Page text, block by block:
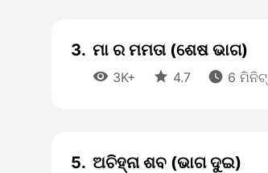
3. ମା ର ମମତା (ଶେଷ ଭାଗ)
 3K+  4.7  6 ମିନିଟ୍
5. ଅଚିହ୍ନା ଶବ (ଭାଗ ଦୁଇ)